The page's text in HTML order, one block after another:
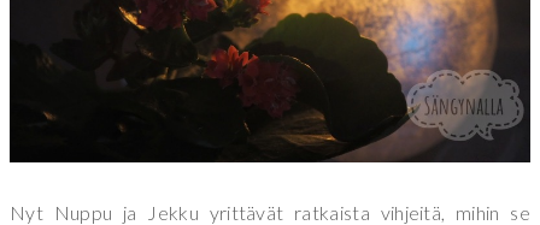
Nyt Nuppu ja Jekku yrittävät ratkaista vihjeitä, mihin se